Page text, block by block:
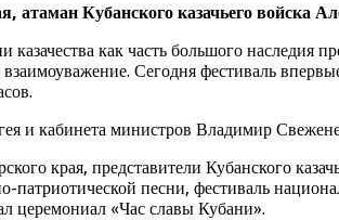
атаман Кубанского казачьего войска
как часть большого наследия
Сегодня фестиваль
и кабинета министров Владимир
края, представители Кубанского
песни, фестиваль
церемониал «Час славы Кубани».